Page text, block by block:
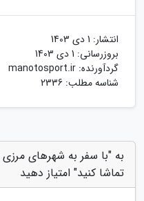
انتشار: 1 دی 1403
بروزرسانی: 1 دی 1403
گردآورنده: manotosport.ir
شناسه مطلب: 2336
به "با سفر به شهرهای مرزی
تماشا کنید" امتیاز دهید